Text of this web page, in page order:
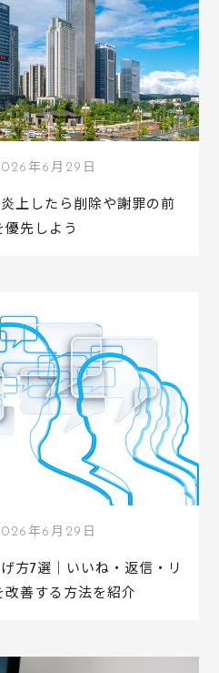
年6月29日
上したら削除や謝罪の前
先しよう
年6月29日
方7選｜いいね・返信・リ
善する方法を紹介